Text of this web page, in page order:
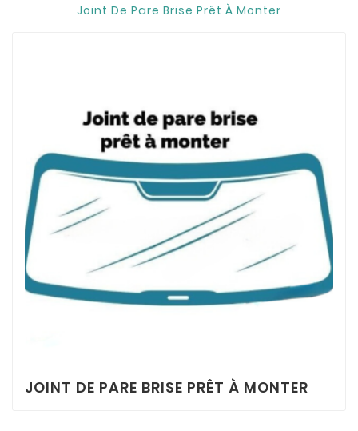
Joint De Pare Brise Prêt À Monter
JOINT DE PARE BRISE PRÊT À MONTER